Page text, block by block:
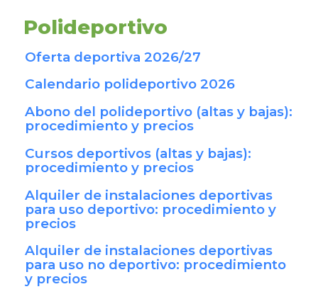
Polideportivo
Oferta deportiva 2026/27
Calendario polideportivo 2026
Abono del polideportivo (altas y bajas):
procedimiento y precios
Cursos deportivos (altas y bajas):
procedimiento y precios
Alquiler de instalaciones deportivas
para uso deportivo: procedimiento y
precios
Alquiler de instalaciones deportivas
para uso no deportivo: procedimiento
y precios